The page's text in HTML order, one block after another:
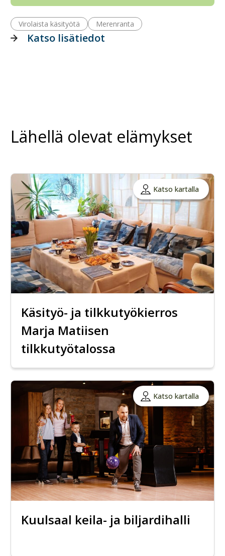
Virolaista käsityötä Merenranta
Katso lisätiedot
Lähellä olevat elämykset
Katso kartalla
Käsityö- ja tilkkutyökierros
Marja Matiisen
tilkkutyötalossa
Katso kartalla
Kuulsaal keila- ja biljardihalli